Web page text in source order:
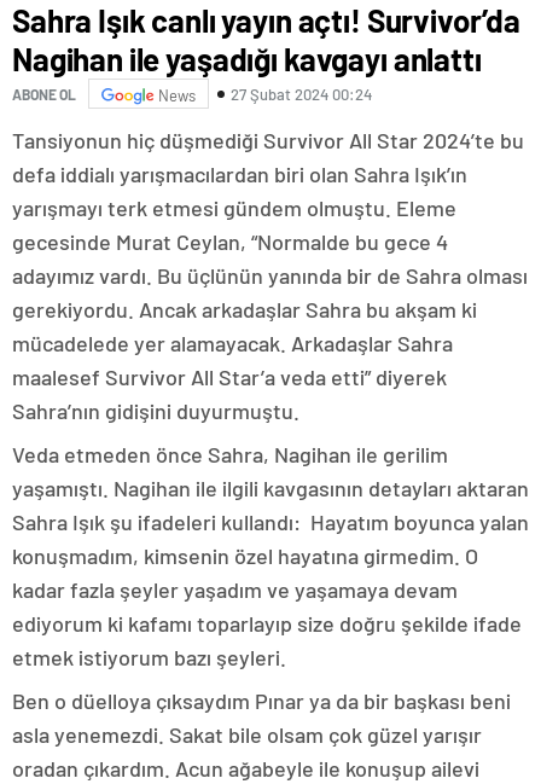
Sahra Işık canlı yayın açtı! Survivor’da
Nagihan ile yaşadığı kavgayı anlattı
ABONE OL News 27 Şubat 2024 00:24
Tansiyonun hiç düşmediği Survivor All Star 2024’te bu
defa iddialı yarışmacılardan biri olan Sahra Işık’ın
yarışmayı terk etmesi gündem olmuştu. Eleme
gecesinde Murat Ceylan, “Normalde bu gece 4
adayımız vardı. Bu üçlünün yanında bir de Sahra olması
gerekiyordu. Ancak arkadaşlar Sahra bu akşam ki
mücadelede yer alamayacak. Arkadaşlar Sahra
maalesef Survivor All Star’a veda etti” diyerek
Sahra’nın gidişini duyurmuştu.
Veda etmeden önce Sahra, Nagihan ile gerilim
yaşamıştı. Nagihan ile ilgili kavgasının detayları aktaran
Sahra Işık şu ifadeleri kullandı: Hayatım boyunca yalan
konuşmadım, kimsenin özel hayatına girmedim. O
kadar fazla şeyler yaşadım ve yaşamaya devam
ediyorum ki kafamı toparlayıp size doğru şekilde ifade
etmek istiyorum bazı şeyleri.
Ben o düelloya çıksaydım Pınar ya da bir başkası beni
asla yenemezdi. Sakat bile olsam çok güzel yarışır
oradan çıkardım. Acun ağabeyle ile konuşup ailevi